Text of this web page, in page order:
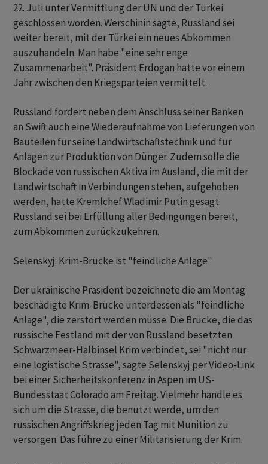
22. Juli unter Vermittlung der UN und der Türkei
geschlossen worden. Werschinin sagte, Russland sei
weiter bereit, mit der Türkei ein neues Abkommen
auszuhandeln. Man habe "eine sehr enge
Zusammenarbeit". Präsident Erdogan hatte vor einem
Jahr zwischen den Kriegsparteien vermittelt.
Russland fordert neben dem Anschluss seiner Banken
an Swift auch eine Wiederaufnahme von Lieferungen von
Bauteilen für seine Landwirtschaftstechnik und für
Anlagen zur Produktion von Dünger. Zudem solle die
Blockade von russischen Aktiva im Ausland, die mit der
Landwirtschaft in Verbindungen stehen, aufgehoben
werden, hatte Kremlchef Wladimir Putin gesagt.
Russland sei bei Erfüllung aller Bedingungen bereit,
zum Abkommen zurückzukehren.
Selenskyj: Krim-Brücke ist "feindliche Anlage"
Der ukrainische Präsident bezeichnete die am Montag
beschädigte Krim-Brücke unterdessen als "feindliche
Anlage", die zerstört werden müsse. Die Brücke, die das
russische Festland mit der von Russland besetzten
Schwarzmeer-Halbinsel Krim verbindet, sei "nicht nur
eine logistische Strasse", sagte Selenskyj per Video-Link
bei einer Sicherheitskonferenz in Aspen im US-
Bundesstaat Colorado am Freitag. Vielmehr handle es
sich um die Strasse, die benutzt werde, um den
russischen Angriffskrieg jeden Tag mit Munition zu
versorgen. Das führe zu einer Militarisierung der Krim.